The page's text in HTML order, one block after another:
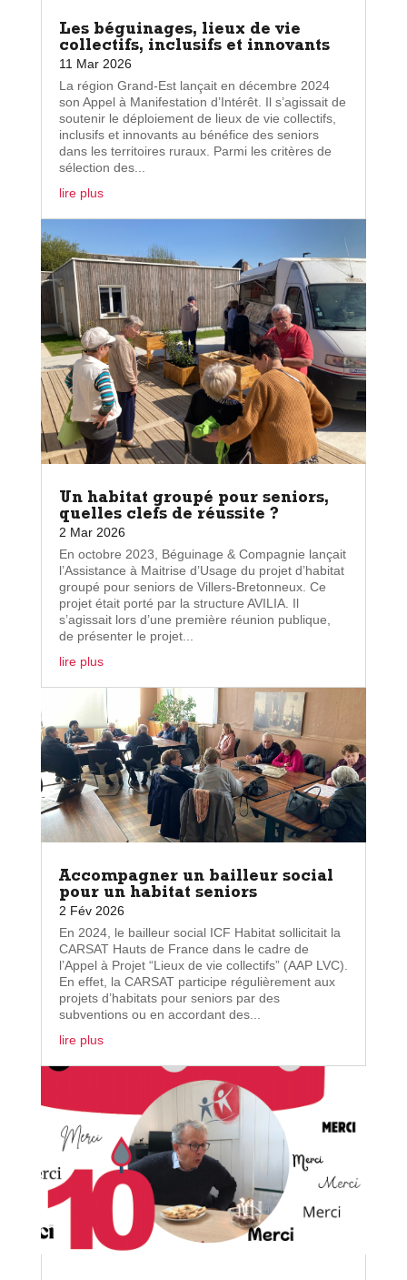
Les béguinages, lieux de vie
collectifs, inclusifs et innovants
11 Mar 2026
La région Grand-Est lançait en décembre 2024
son Appel à Manifestation d’Intérêt. Il s’agissait de
soutenir le déploiement de lieux de vie collectifs,
inclusifs et innovants au bénéfice des seniors
dans les territoires ruraux. Parmi les critères de
sélection des...
lire plus
Un habitat groupé pour seniors,
quelles clefs de réussite ?
2 Mar 2026
En octobre 2023, Béguinage & Compagnie lançait
l’Assistance à Maitrise d’Usage du projet d’habitat
groupé pour seniors de Villers-Bretonneux. Ce
projet était porté par la structure AVILIA. Il
s’agissait lors d’une première réunion publique,
de présenter le projet...
lire plus
Accompagner un bailleur social
pour un habitat seniors
2 Fév 2026
En 2024, le bailleur social ICF Habitat sollicitait la
CARSAT Hauts de France dans le cadre de
l’Appel à Projet “Lieux de vie collectifs” (AAP LVC).
En effet, la CARSAT participe régulièrement aux
projets d’habitats pour seniors par des
subventions ou en accordant des...
lire plus